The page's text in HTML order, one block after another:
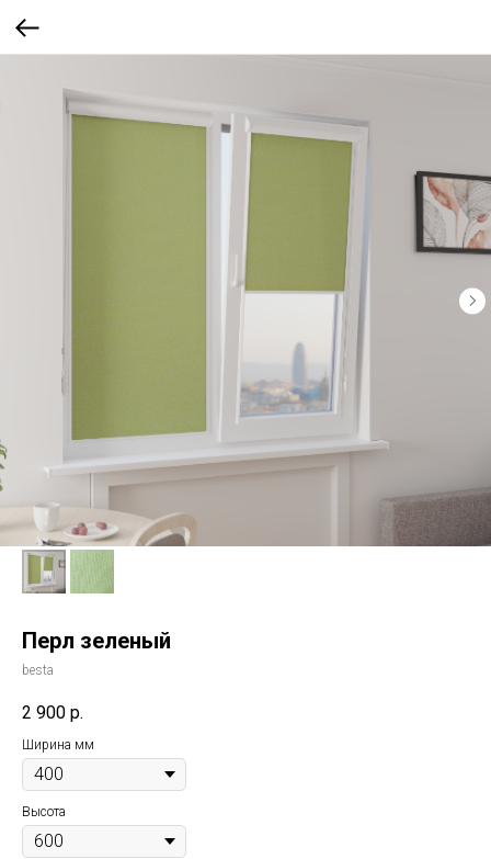
Перл зеленый
besta
2 900 р.
Ширина мм
Высота